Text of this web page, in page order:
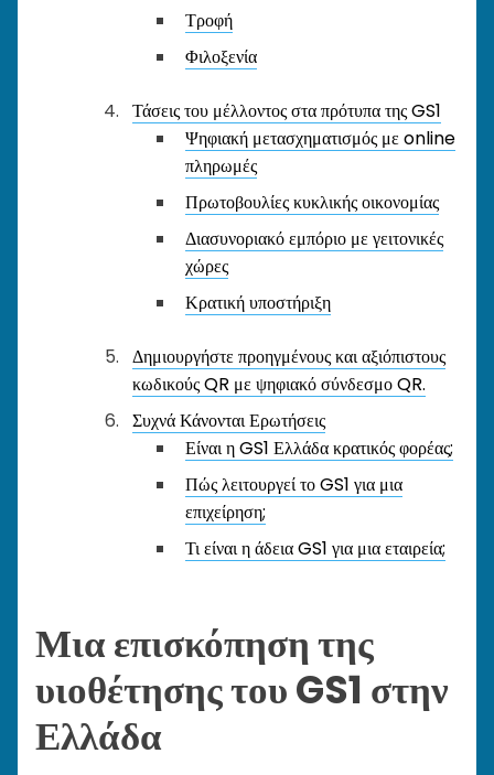
Τροφή
Φιλοξενία
Τάσεις του μέλλοντος στα πρότυπα της GS1
Ψηφιακή μετασχηματισμός με online
πληρωμές
Πρωτοβουλίες κυκλικής οικονομίας
Διασυνοριακό εμπόριο με γειτονικές
χώρες
Κρατική υποστήριξη
Δημιουργήστε προηγμένους και αξιόπιστους
κωδικούς QR με ψηφιακό σύνδεσμο QR.
Συχνά Κάνονται Ερωτήσεις
Είναι η GS1 Ελλάδα κρατικός φορέας;
Πώς λειτουργεί το GS1 για μια
επιχείρηση;
Τι είναι η άδεια GS1 για μια εταιρεία;
Μια επισκόπηση της
υιοθέτησης του GS1 στην
Ελλάδα